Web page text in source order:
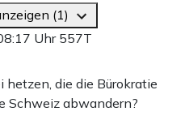
(1)
Uhr 557T
hetzen, die die Bürokratie
Schweiz abwandern?